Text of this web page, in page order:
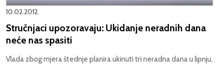
10.02.2012.
Stručnjaci upozoravaju: Ukidanje neradnih dana
neće nas spasiti
Vlada zbog mjera štednje planira ukinuti tri neradna dana u lipnju,